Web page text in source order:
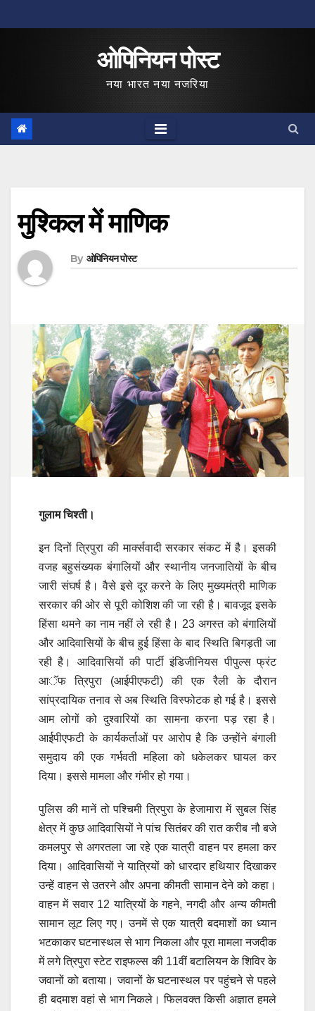
to
ओपिनियन पोस्ट
नया भारत नया नजरिया
मुश्किल में माणिक
By ओपिनियन पोस्ट
गुलाम चिश्ती।
इन दिनों त्रिपुरा की मार्क्सवादी सरकार संकट में है। इसकी
वजह बहुसंख्यक बंगालियों और स्थानीय जनजातियों के बीच
जारी संघर्ष है। वैसे इसे दूर करने के लिए मुख्यमंत्री माणिक
सरकार की ओर से पूरी कोशिश की जा रही है। बावजूद इसके
हिंसा थमने का नाम नहीं ले रही है। 23 अगस्त को बंगालियों
और आदिवासियों के बीच हुई हिंसा के बाद स्थिति बिगड़ती जा
रही है। आदिवासियों की पार्टी इंडिजीनियस पीपुल्स फ्रंट
आॅफ त्रिपुरा (आईपीएफटी) की एक रैली के दौरान
सांप्रदायिक तनाव से अब स्थिति विस्फोटक हो गई है। इससे
आम लोगों को दुश्वारियों का सामना करना पड़ रहा है।
आईपीएफटी के कार्यकर्ताओं पर आरोप है कि उन्होंने बंगाली
समुदाय की एक गर्भवती महिला को धकेलकर घायल कर
दिया। इससे मामला और गंभीर हो गया।
पुलिस की मानें तो पश्चिमी त्रिपुरा के हेजामारा में सुबल सिंह
क्षेत्र में कुछ आदिवासियों ने पांच सितंबर की रात करीब नौ बजे
कमलपुर से अगरतला जा रहे एक यात्री वाहन पर हमला कर
दिया। आदिवासियों ने यात्रियों को धारदार हथियार दिखाकर
उन्हें वाहन से उतरने और अपना कीमती सामान देने को कहा।
वाहन में सवार 12 यात्रियों के गहने, नगदी और अन्य कीमती
सामान लूट लिए गए। उनमें से एक यात्री बदमाशों का ध्यान
भटकाकर घटनास्थल से भाग निकला और पूरा मामला नजदीक
में लगे त्रिपुरा स्टेट राइफल्स की 11वीं बटालियन के शिविर के
जवानों को बताया। जवानों के घटनास्थल पर पहुंचने से पहले
ही बदमाश वहां से भाग निकले। फिलवक्त किसी अज्ञात हमले